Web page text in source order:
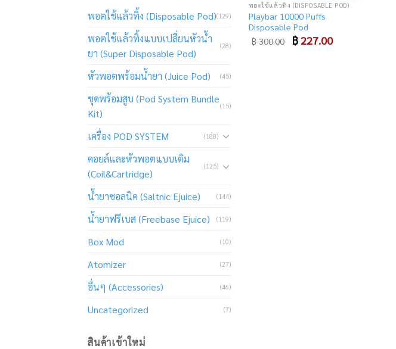
พอตใช้แล้วทิ้ง (Disposable Pod)(129)
พอตใช้แล้วทิ้งแบบเปลี่ยนหัวน้ำ
ยา (Super Disposable Pod)
(28)
หัวพอตพร้อมน้ำยา (Juice Pod) (45)
ชุดพร้อมสูบ (Pod System Bundle
Kit)
(15)
เครื่อง POD SYSTEM (188)
คอยล์และหัวพอตแบบเติม
(Coil&Cartridge)
(125)
น้ำยาซอลนิค (Saltnic Ejuice) (144)
น้ำยาฟรีเบส (Freebase Ejuice) (119)
Box Mod (10)
Atomizer (27)
อื่นๆ (Accessories) (46)
Uncategorized (7)
สินค้าเข้าใหม่
พอตใช้แล้วทิ้ง (DISPOSABLE POD)
Playbar 10000 Puffs
Disposable Pod
฿300.00 Original
price
฿227.00Current
price